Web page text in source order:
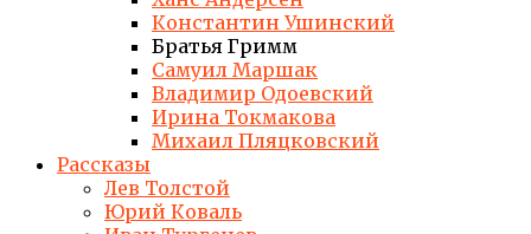
Константин Ушинский
Братья Гримм
Самуил Маршак
Владимир Одоевский
Ирина Токмакова
Михаил Пляцковский
Рассказы
Лев Толстой
Юрий Коваль